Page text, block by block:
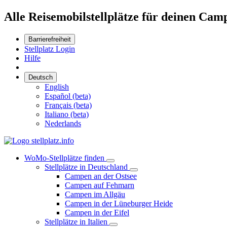
Alle Reisemobilstellplätze für deinen
Barrierefreiheit
Stellplatz Login
Hilfe
Deutsch
English
Español (beta)
Français (beta)
Italiano (beta)
Nederlands
WoMo-Stellplätze finden
Stellplätze in Deutschland
Campen an der Ostsee
Campen auf Fehmarn
Campen im Allgäu
Campen in der Lüneburger Heide
Campen in der Eifel
Stellplätze in Italien